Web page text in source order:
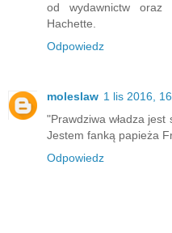
od wydawnictw oraz
Hachette.
Odpowiedz
moleslaw 1 lis 2016,
"Prawdziwa władza jest
Jestem fanką papieża
Odpowiedz